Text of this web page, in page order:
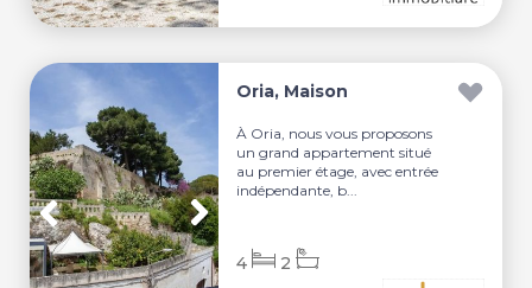
Oria, Maison
À Oria, nous vous proposons
un grand appartement situé
au premier étage, avec entrée
indépendante, b...
4 2